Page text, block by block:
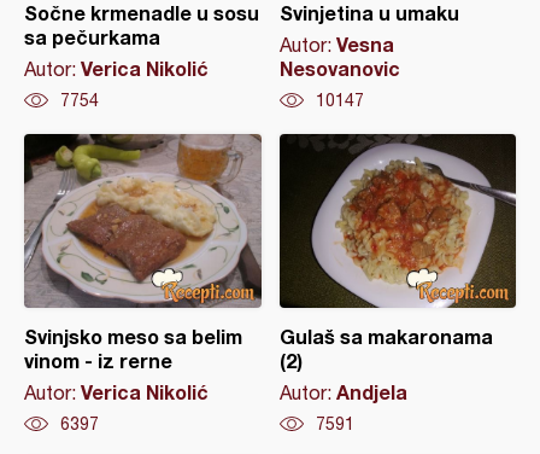
Sočne krmenadle u sosu
sa pečurkama
Autor: Verica Nikolić
7754
Svinjetina u umaku
Autor: Vesna
Nesovanovic
10147
Svinjsko meso sa belim
vinom - iz rerne
Autor: Verica Nikolić
6397
Gulaš sa makaronama
(2)
Autor: Andjela
7591